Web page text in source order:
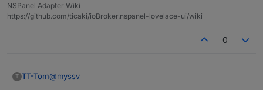
umzustellen, die Option habe ich bei mir nicht:
NSPanel Adapter Wiki
https://github.com/ticaki/ioBroker.nspanel-lovelace-ui/wiki
0
T TT-Tom@myssv